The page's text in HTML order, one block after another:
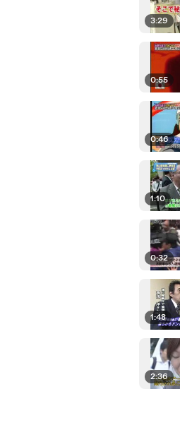
3:29
0:55
0:46
1:10
0:32
1:48
2:36